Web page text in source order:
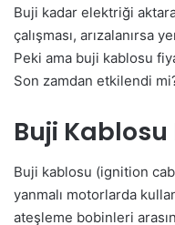
Buji kadar elektriği
çalışması, arızalanırsa
Peki ama buji kablosu
Son zamdan etkilendi
Buji Kablosu
Buji kablosu (ignition
yanmalı motorlarda
ateşleme bobinleri